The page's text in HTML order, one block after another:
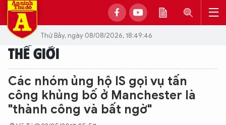
Thứ Bảy, ngày 08/08/2026, 18:49:46
THẾ GIỚI
Các nhóm ủng hộ IS gọi vụ tấn
công khủng bố ở Manchester là
"thành công và bất ngờ"